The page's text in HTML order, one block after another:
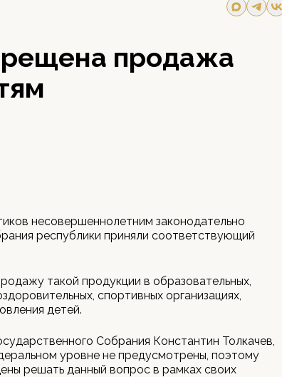
продажа
несовершеннолетним законодательно
республики приняли соответствующий
такой продукции в образовательных,
спортивных организациях,
детей.
Собрания Константин Толкачев,
уровне не предусмотрены, поэтому
решать данный вопрос в рамках своих